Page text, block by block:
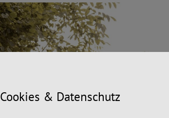
Cookies & Datenschutz